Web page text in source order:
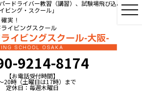
ードライバー教習（講習）、試験場飛び込み教習、
ビング・スクール」
9214-8174
【お電話受付時間】
20時（土曜日は17時）まで
定休日：毎週木曜日